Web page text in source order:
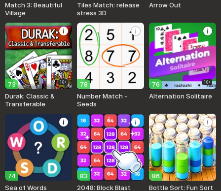
Match 3: Beautiful
Village
Tiles Match: release
stress 3D
Arrow Out
73 16+
Durak: Classic &
Transferable
78
Number Match -
Seeds
76 16+
Alternation Solitaire
74
Sea of Words
83
2048: Block Blast
86
Bottle Sort: Fun Sort